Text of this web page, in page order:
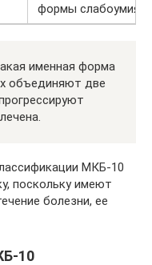
формы слабоумия.
именная форма
объединяют две
МКБ-10
поскольку имеют
болезни, ее
10